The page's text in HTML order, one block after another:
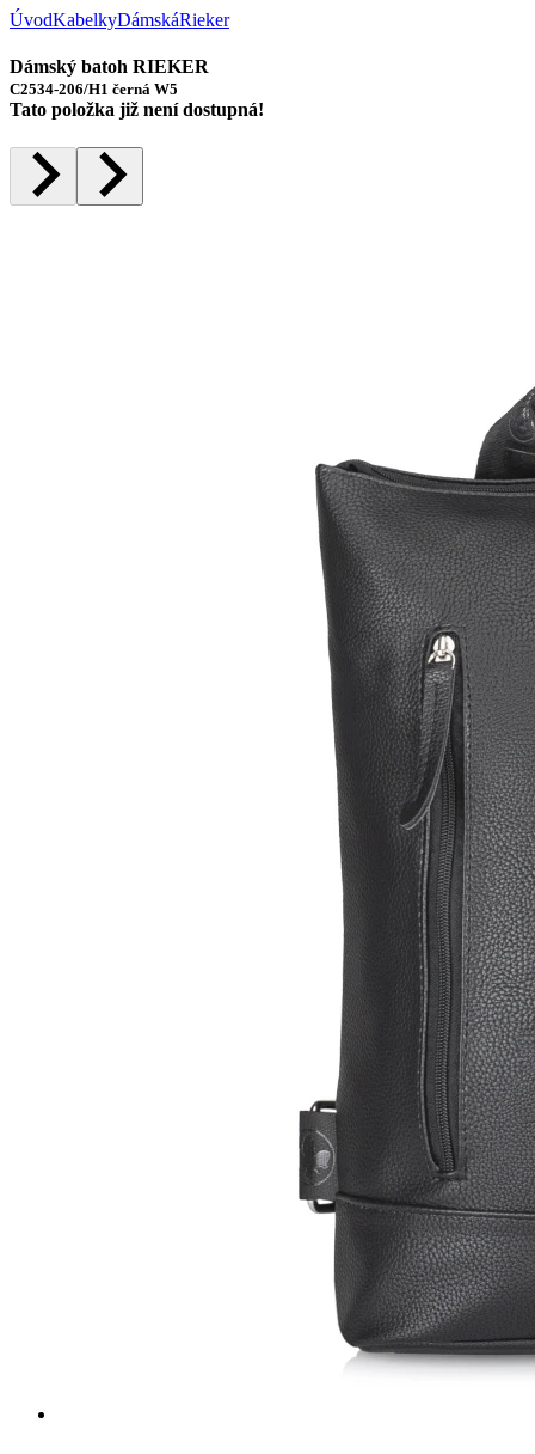
ÚvodKabelkyDámskáRieker
Dámský batoh RIEKER
C2534-206/H1 černá W5
Tato položka již není dostupná!